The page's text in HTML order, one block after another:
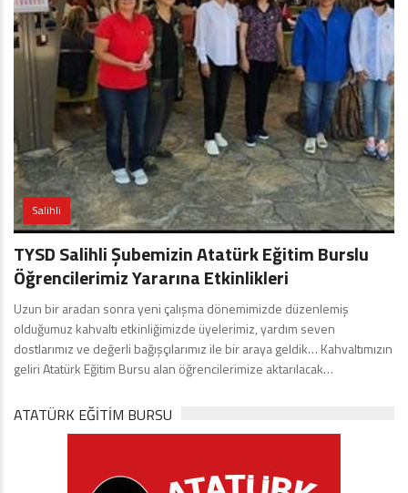
Salihli
TYSD Salihli Şubemizin Atatürk Eğitim Burslu
Öğrencilerimiz Yararına Etkinlikleri
Uzun bir aradan sonra yeni çalışma dönemimizde düzenlemiş
olduğumuz kahvaltı etkinliğimizde üyelerimiz, yardım seven
dostlarımız ve değerli bağışçılarımız ile bir araya geldik… Kahvaltımızın
geliri Atatürk Eğitim Bursu alan öğrencilerimize aktarılacak…
ATATÜRK EĞITIM BURSU